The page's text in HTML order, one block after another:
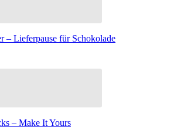
– Lieferpause für Schokolade
– Make It Yours